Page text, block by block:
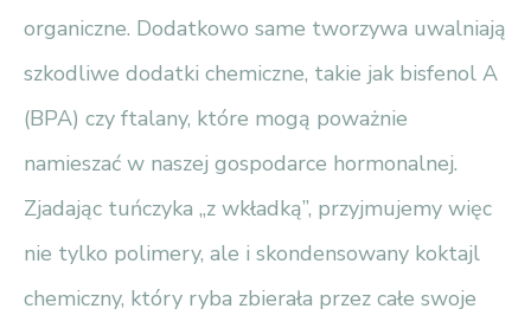
organiczne. Dodatkowo same tworzywa uwalniają
szkodliwe dodatki chemiczne, takie jak bisfenol A
(BPA) czy ftalany, które mogą poważnie
namieszać w naszej gospodarce hormonalnej.
Zjadając tuńczyka „z wkładką”, przyjmujemy więc
nie tylko polimery, ale i skondensowany koktajl
chemiczny, który ryba zbierała przez całe swoje